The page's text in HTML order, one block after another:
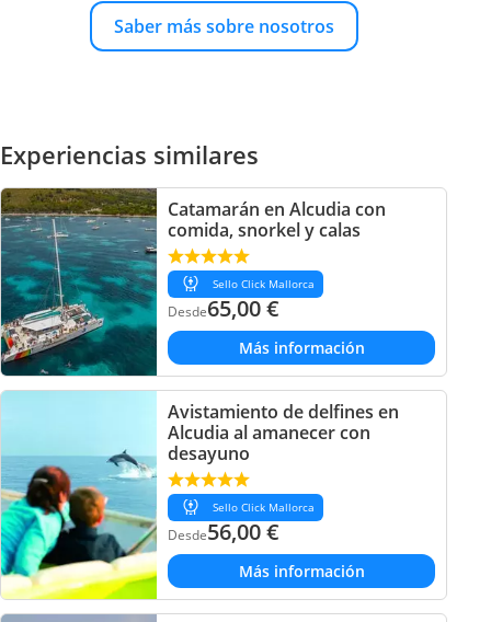
Saber más sobre nosotros
Experiencias similares
Catamarán en Alcudia con
comida, snorkel y calas
Sello Click Mallorca
Desde65,00€
Más información
Avistamiento de delfines en
Alcudia al amanecer con
desayuno
Sello Click Mallorca
Desde56,00€
Más información